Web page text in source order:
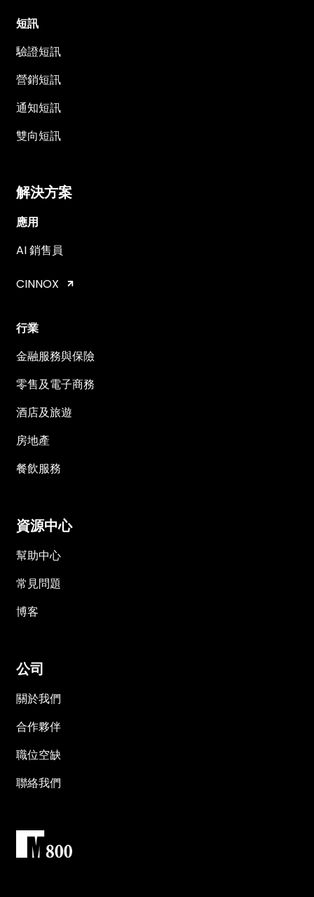
短訊
驗證短訊
營銷短訊
通知短訊
雙向短訊
解決方案
應用
AI 銷售員
CINNOX
行業
金融服務與保險
零售及電子商務
酒店及旅遊
房地產
餐飲服務
資源中心
幫助中心
常見問題
博客
公司
關於我們
合作夥伴
職位空缺
聯絡我們